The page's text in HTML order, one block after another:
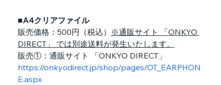
■A4クリアファイル
販売価格：500円（税込） ※通販サイト 「ONKYO
DIRECT」 では別途送料が発生いたします。
販売①：通販サイト 「ONKYO DIRECT」
https://onkyodirect.jp/shop/pages/OT_EARPHON
E.aspx